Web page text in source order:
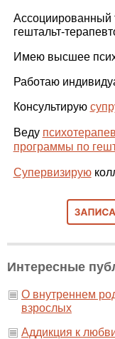
Ассоциированный
гештальт-
Имею высшее
Работаю
Консультирую
Веду
программы по
Супервизирую
Интересные
О внутреннем
взрослых
Аддикция к